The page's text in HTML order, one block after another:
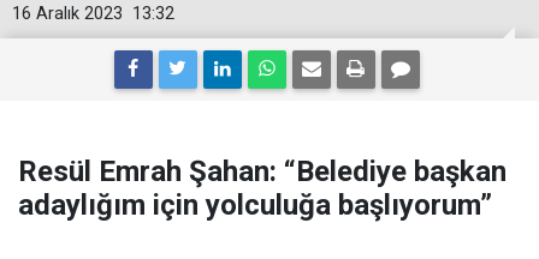
13:32
16 Aralık 2023
Resül Emrah Şahan: “Belediye başkan
adaylığım için yolculuğa başlıyorum”